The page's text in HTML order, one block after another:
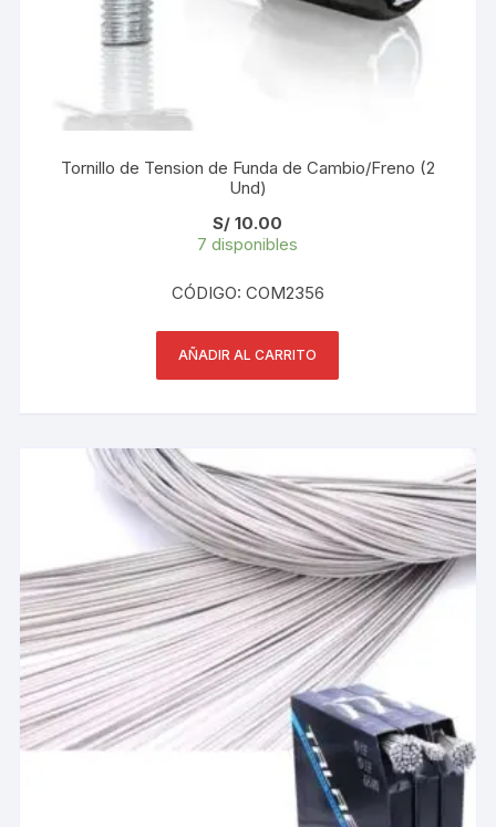
Tornillo de Tension de Funda de Cambio/Freno (2
Und)
S/ 10.00
7 disponibles
CÓDIGO: COM2356
AÑADIR AL CARRITO